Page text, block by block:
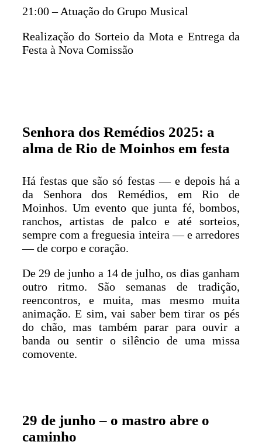
21:00 – Atuação do Grupo Musical
Realização do Sorteio da Mota e Entrega da
Festa à Nova Comissão
Senhora dos Remédios 2025: a
alma de Rio de Moinhos em festa
Há festas que são só festas — e depois há a
da Senhora dos Remédios, em Rio de
Moinhos. Um evento que junta fé, bombos,
ranchos, artistas de palco e até sorteios,
sempre com a freguesia inteira — e arredores
— de corpo e coração.
De 29 de junho a 14 de julho, os dias ganham
outro ritmo. São semanas de tradição,
reencontros, e muita, mas mesmo muita
animação. E sim, vai saber bem tirar os pés
do chão, mas também parar para ouvir a
banda ou sentir o silêncio de uma missa
comovente.
29 de junho – o mastro abre o
caminho